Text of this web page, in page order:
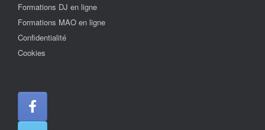
Formations DJ en ligne
Formations MAO en ligne
Confidentialité
Cookies